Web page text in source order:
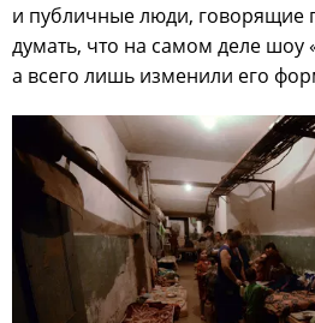
и публичные люди, говорящие
думать, что на самом деле шоу
а всего лишь изменили его